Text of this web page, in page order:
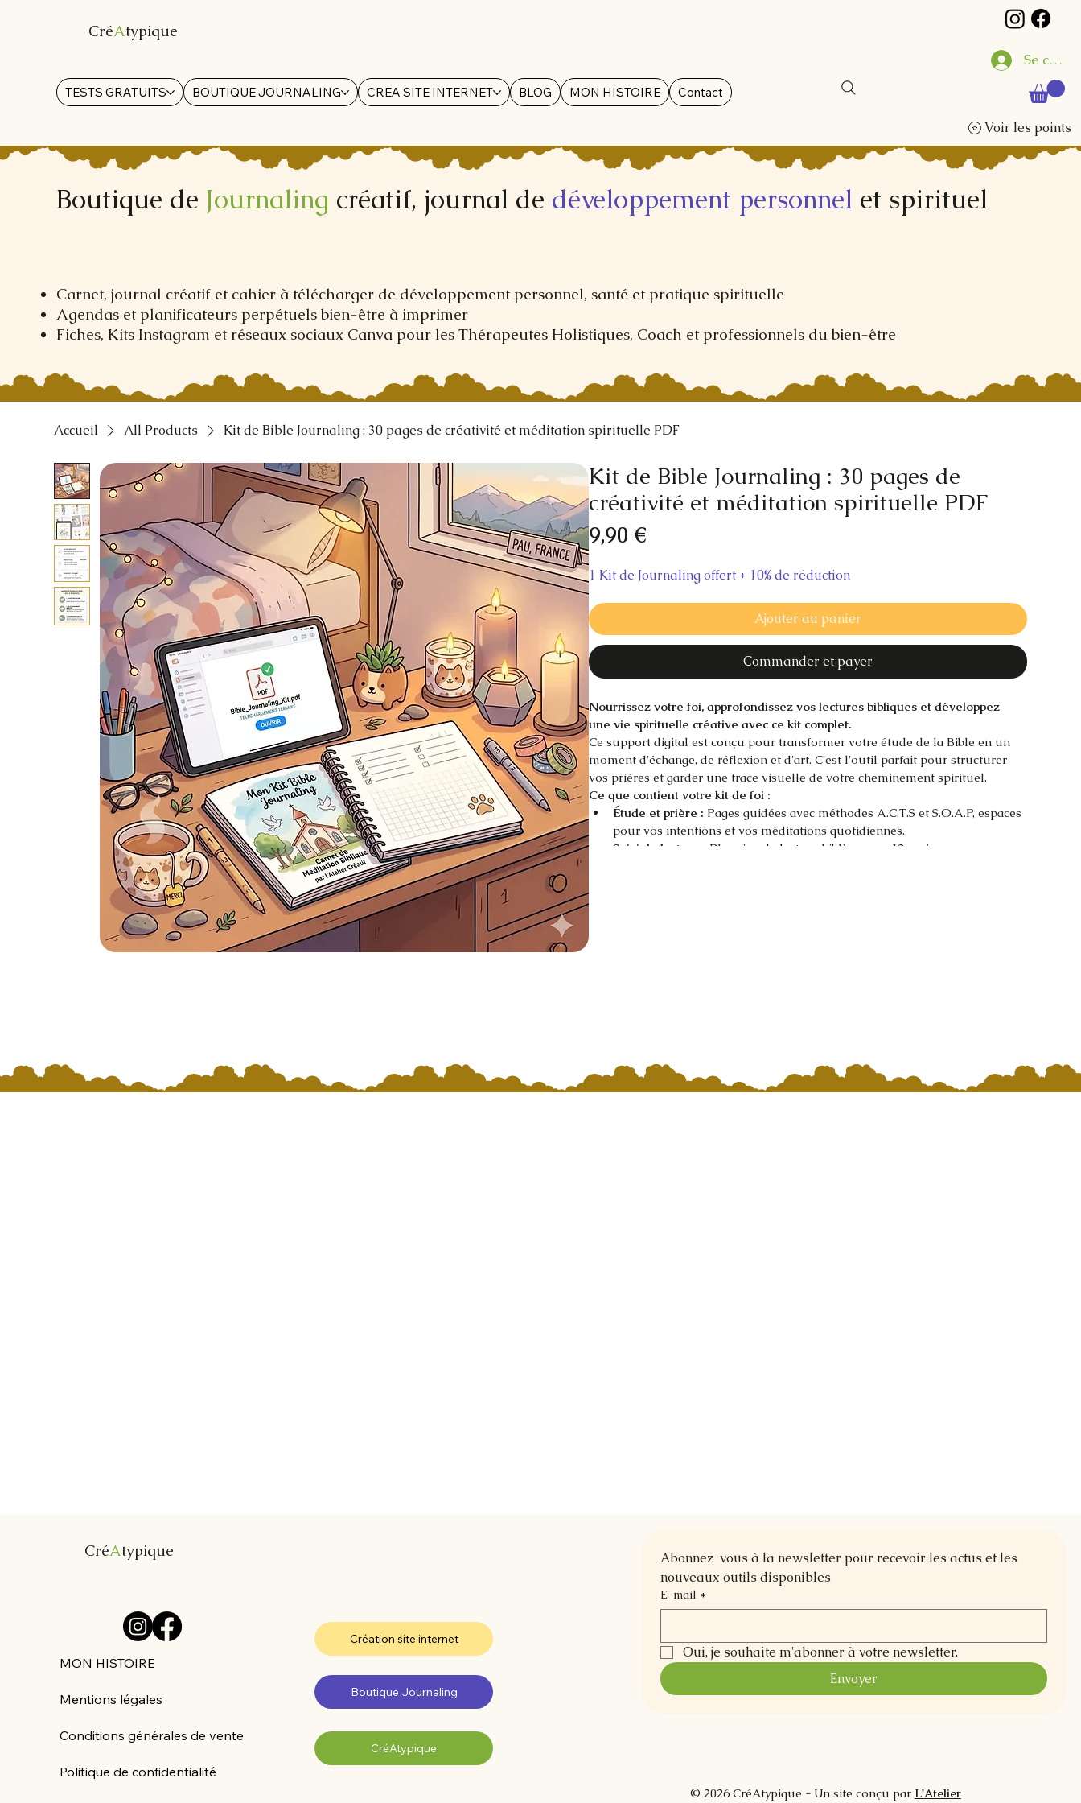
CréAtypique
TESTS GRATUITS BOUTIQUE JOURNALING CREA SITE INTERNET BLOG MON HISTOIRE Contact
Se
Voir les points
Boutique de Journaling créatif, journal de développement personnel et spirituel
Carnet, journal créatif et cahier à télécharger de développement personnel, santé et pratique spirituelle
Agendas et planificateurs perpétuels bien-être à imprimer
Fiches, Kits Instagram et réseaux sociaux Canva pour les Thérapeutes Holistiques, Coach et professionnels du bien-être
Accueil All Products Kit de Bible Journaling : 30 pages de créativité et méditation spirituelle PDF
Kit de Bible Journaling : 30 pages de
créativité et méditation spirituelle PDF
9,90 €Prix
1 Kit de Journaling offert + 10% de réduction
Ajouter au panier
Commander et payer
Nourrissez votre foi, approfondissez vos lectures bibliques et développez
une vie spirituelle créative avec ce kit complet.
Ce support digital est conçu pour transformer votre étude de la Bible en un
moment d'échange, de réflexion et d'art. C'est l'outil parfait pour structurer
vos prières et garder une trace visuelle de votre cheminement spirituel.
Ce que contient votre kit de foi :
Étude et prière : Pages guidées avec méthodes A.C.T.S et S.O.A.P, espaces
pour vos intentions et vos méditations quotidiennes.
Suivi de lecture :
Planning de lecture biblique sur 12 mois pour vous
CréAtypique
MON HISTOIRE
Mentions légales
Conditions générales de vente
Politique de confidentialité
Création site internet
Boutique Journaling
CréAtypique
Abonnez-vous à la newsletter pour recevoir les actus et les
nouveaux outils disponibles
E-mail *
Oui, je souhaite m'abonner à votre newsletter.
Envoyer
© 2026 CréAtypique - Un site conçu par L'Atelier